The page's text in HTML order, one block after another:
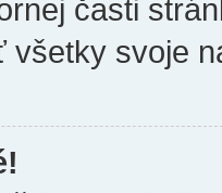
časti
všetky svoje